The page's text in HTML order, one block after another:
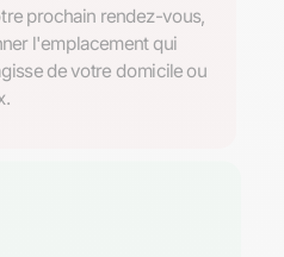
prochain rendez-vous,
l'emplacement qui
de votre domicile ou